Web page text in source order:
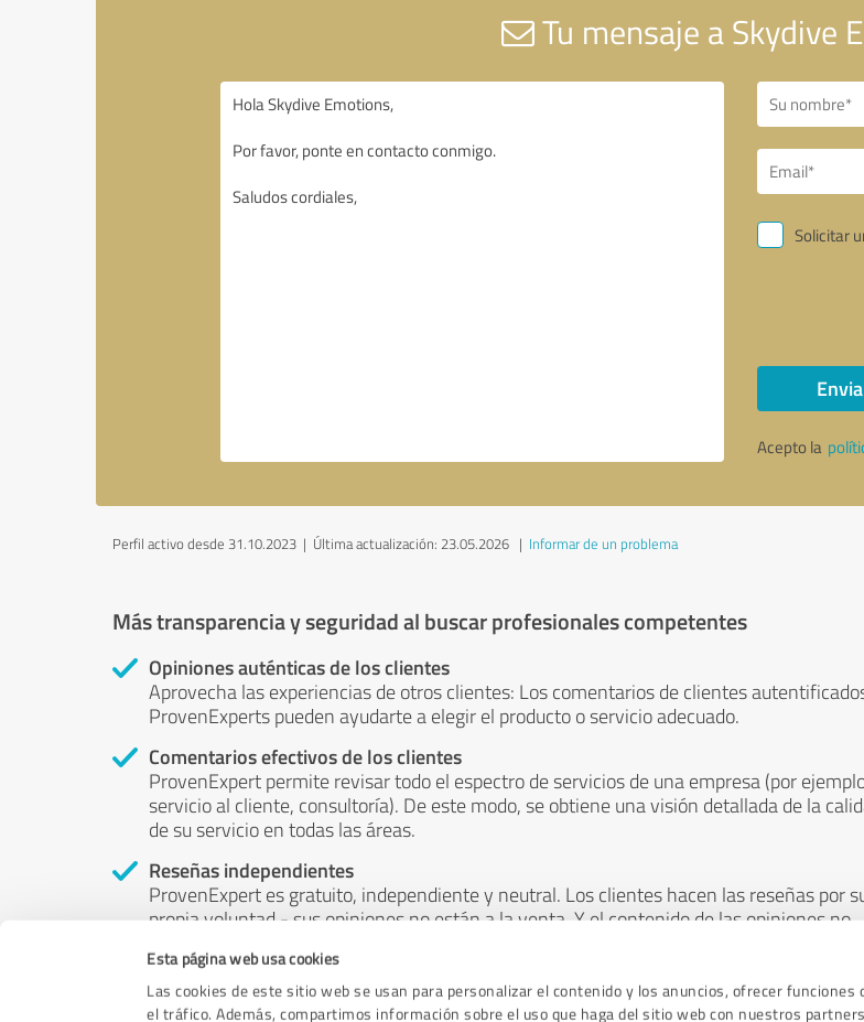
Esta página web usa cookies
Las cookies de este sitio web se usan para personalizar el contenido y los anuncios, ofrecer funciones
el tráfico. Además, compartimos información sobre el uso que haga del sitio web con nuestros
Tu mensaje a Skydive
Solicitar
Acepto la
Perfil activo desde 31.10.2023 | Última actualización: 23.05.2026 | Informar de un problema
Más transparencia y seguridad al buscar profesionales competentes
Opiniones auténticas de los clientes
Aprovecha las experiencias de otros clientes: Los comentarios de clientes
ProvenExperts pueden ayudarte a elegir el producto o servicio adecuado.
Comentarios efectivos de los clientes
ProvenExpert permite revisar todo el espectro de servicios de una empresa (por
servicio al cliente, consultoría). De este modo, se obtiene una visión detallada de la
de su servicio en todas las áreas.
Reseñas independientes
ProvenExpert es gratuito, independiente y neutral. Los clientes hacen las reseñas por
propia voluntad - sus opiniones no están a la venta. Y el contenido de las opiniones no